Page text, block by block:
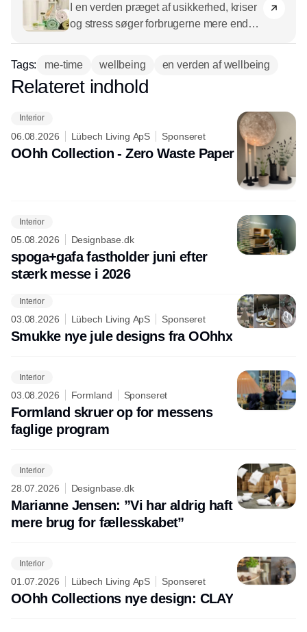
I en verden præget af usikkerhed, kriser
og stress søger forbrugerne mere end
blevet nøglebegreber i denne søgen
efter indre ro og overskud. For
soveværelse ligger der en betydelig
mulighed i at imødekomme
der ikke kun plejer kroppen, men også
luksuriøse håndklæder, bodylotions,
lækkert sengetøj og ikke mindst
bæredygtige løsninger, der kan skabe
værdi og tiltrække bevidste forbrugere.
Tags: me-time wellbeing en verden af wellbeing
Annonce
Relateret indhold
Interior
06.08.2026 Lübech Living ApS Sponseret
OOhh Collection - Zero Waste Paper
Interior
05.08.2026 Designbase.dk
spoga+gafa fastholder juni efter
stærk messe i 2026
Interior
03.08.2026 Lübech Living ApS Sponseret
Smukke nye jule designs fra OOhhx
Interior
03.08.2026 Formland Sponseret
Formland skruer op for messens
faglige program
Interior
28.07.2026 Designbase.dk
Marianne Jensen: ”Vi har aldrig haft
mere brug for fællesskabet”
Interior
01.07.2026 Lübech Living ApS Sponseret
OOhh Collections nye design: CLAY